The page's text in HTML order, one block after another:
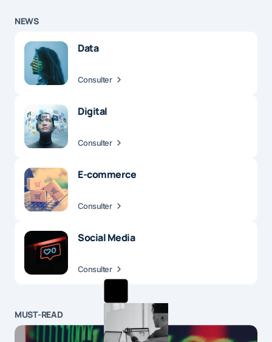
NEWS
Data
Consulter
Digital
Consulter
E-commerce
Consulter
Social Media
Consulter
MUST-READ